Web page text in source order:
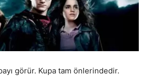
görür. Kupa tam önlerindedir.